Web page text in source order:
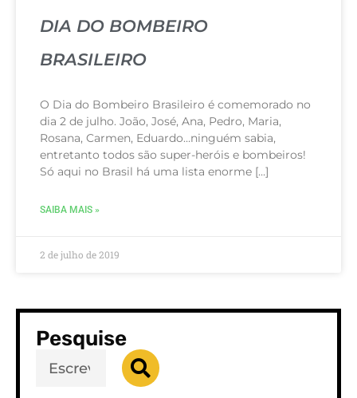
DIA DO BOMBEIRO
BRASILEIRO
O Dia do Bombeiro Brasileiro é comemorado no
dia 2 de julho. João, José, Ana, Pedro, Maria,
Rosana, Carmen, Eduardo…ninguém sabia,
entretanto todos são super-heróis e bombeiros!
Só aqui no Brasil há uma lista enorme […]
SAIBA MAIS »
2 de julho de 2019
Pesquise